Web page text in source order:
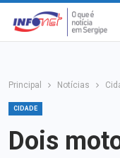
Principal Notícias
CIDADE
Dois